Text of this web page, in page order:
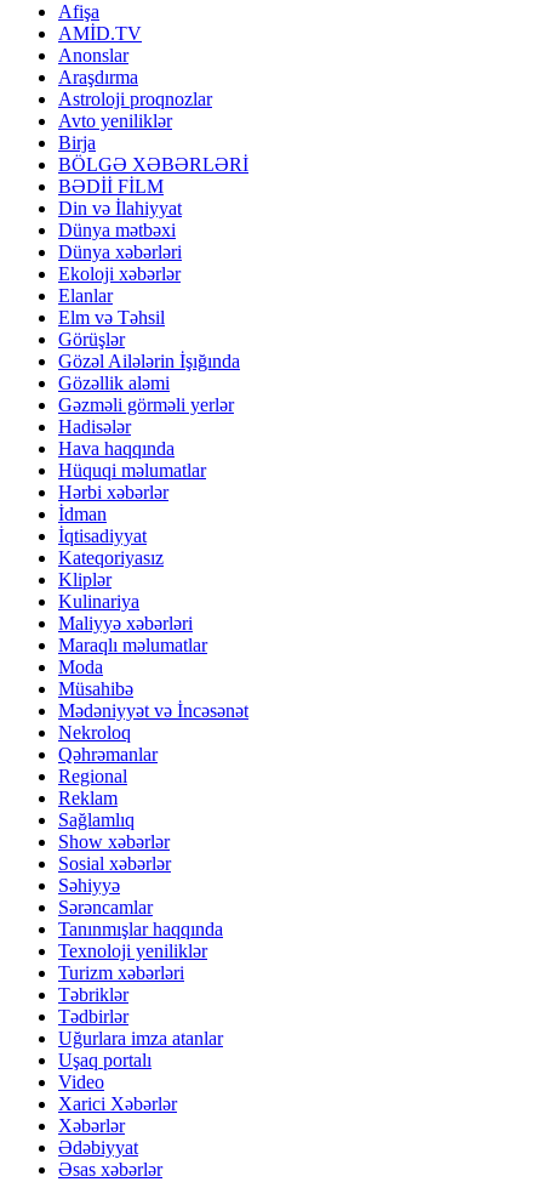
Afişa
AMİD.TV
Anonslar
Araşdırma
Astroloji proqnozlar
Avto yeniliklər
Birja
BÖLGƏ XƏBƏRLƏRİ
BƏDİİ FİLM
Din və İlahiyyat
Dünya mətbəxi
Dünya xəbərləri
Ekoloji xəbərlər
Elanlar
Elm və Təhsil
Görüşlər
Gözəl Ailələrin İşığında
Gözəllik aləmi
Gəzməli görməli yerlər
Hadisələr
Hava haqqında
Hüquqi məlumatlar
Hərbi xəbərlər
İdman
İqtisadiyyat
Kateqoriyasız
Kliplər
Kulinariya
Maliyyə xəbərləri
Maraqlı məlumatlar
Moda
Müsahibə
Mədəniyyət və İncəsənət
Nekroloq
Qəhrəmanlar
Regional
Reklam
Sağlamlıq
Show xəbərlər
Sosial xəbərlər
Səhiyyə
Sərəncamlar
Tanınmışlar haqqında
Texnoloji yeniliklər
Turizm xəbərləri
Təbriklər
Tədbirlər
Uğurlara imza atanlar
Uşaq portalı
Video
Xarici Xəbərlər
Xəbərlər
Ədəbiyyat
Əsas xəbərlər